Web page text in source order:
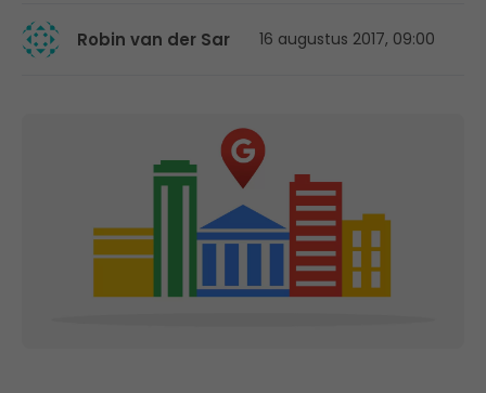
Robin van der Sar 16 augustus 2017, 09:00